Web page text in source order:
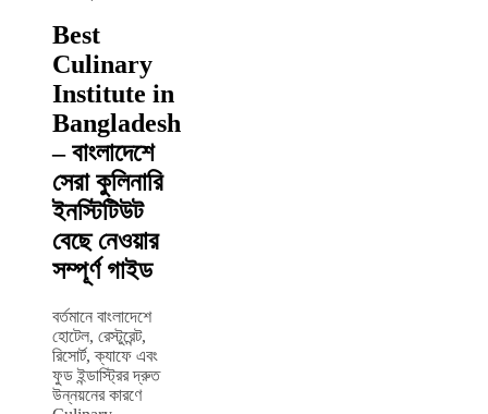
Best
Culinary
Institute in
Bangladesh
– বাংলাদেশে
সেরা কুলিনারি
ইনস্টিটিউট
বেছে নেওয়ার
সম্পূর্ণ গাইড
বর্তমানে বাংলাদেশে
হোটেল, রেস্টুরেন্ট,
রিসোর্ট, ক্যাফে এবং
ফুড ইন্ডাস্ট্রির দ্রুত
উন্নয়নের কারণে